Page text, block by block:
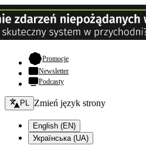
Promocje- otwiera się w nowej karcie
Newsletter
Podcasty
Zmień język - bieżący:
PL Zmień język strony
English (EN)
Українська (UA)